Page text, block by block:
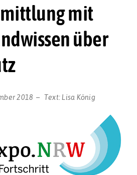
mit
über
2018 Text:Lisa König